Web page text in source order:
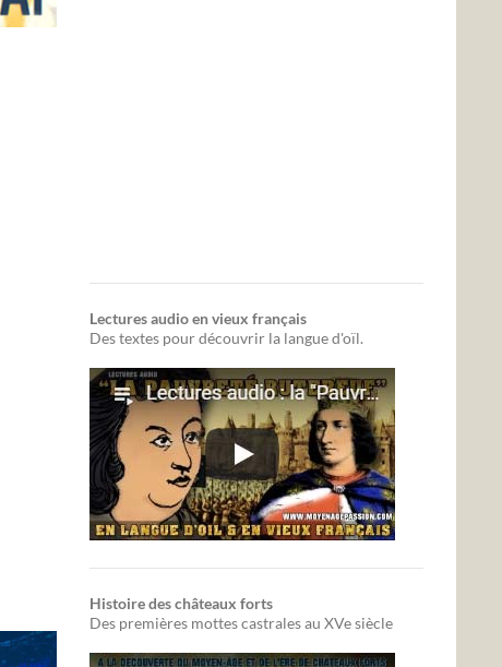
Lectures audio en vieux français
Des textes pour découvrir la langue d'oïl.
Histoire des châteaux forts
Des premières mottes castrales au XVe siècle